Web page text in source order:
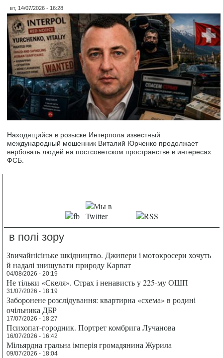
вт, 14/07/2026 - 16:28
Находящийся в розыске Интерпола известный
международный мошенник Виталий Юрченко продолжает
вербовать людей на постсоветском пространстве в интересах
ФСБ.
в полі зору
Звичайнісіньке шкідництво. Джипери і мотокросери хочуть
й надалі знищувати природу Карпат
04/08/2026 - 20:19
Не тільки «Скеля». Страх і ненависть у 225-му ОШП
31/07/2026 - 18:19
Заборонене розслідування: квартирна «схема» в родині
очільника ДБР
17/07/2026 - 18:27
Психопат-городник. Портрет комбрига Лучанова
16/07/2026 - 16:42
Мільярдна гральна імперія громадянина Журила
09/07/2026 - 18:04